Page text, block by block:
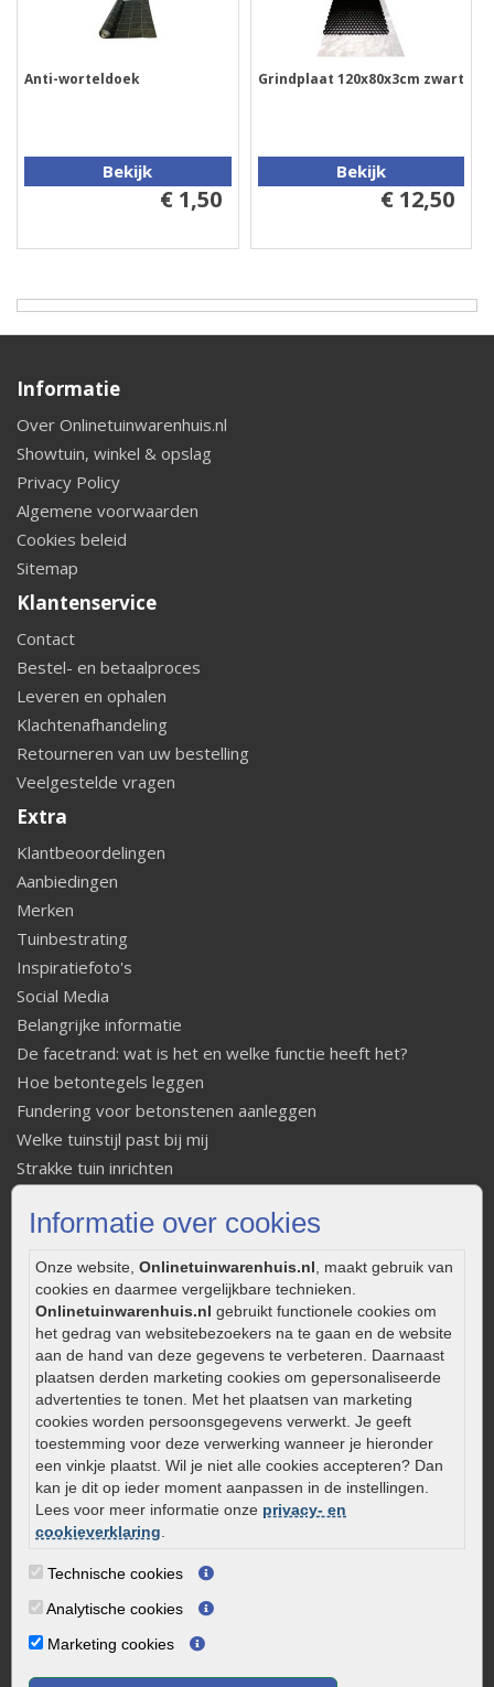
Informatie over cookies
Onze website, Onlinetuinwarenhuis.nl , maakt gebruik van
cookies en daarmee vergelijkbare technieken.
Onlinetuinwarenhuis.nl gebruikt functionele cookies om
het gedrag van websitebezoekers na te gaan en de website
aan de hand van deze gegevens te verbeteren. Daarnaast
plaatsen derden marketing cookies om gepersonaliseerde
advertenties te tonen. Met het plaatsen van marketing
cookies worden persoonsgegevens verwerkt. Je geeft
toestemming voor deze verwerking wanneer je hieronder
een vinkje plaatst. Wil je niet alle cookies accepteren? Dan
kan je dit op ieder moment aanpassen in de instellingen.
Lees voor meer informatie onze privacy- en
cookieverklaring
Technische cookies
Analytische cookies
Marketing cookies
Anti-worteldoek
Bekijk
€ 1,50
Grindplaat 120x80x3cm zwart
Bekijk
€ 12,50
Informatie
Over Onlinetuinwarenhuis.nl
Showtuin, winkel & opslag
Privacy Policy
Algemene voorwaarden
Cookies beleid
Sitemap
Klantenservice
Contact
Bestel- en betaalproces
Leveren en ophalen
Klachtenafhandeling
Retourneren van uw bestelling
Veelgestelde vragen
Extra
Klantbeoordelingen
Aanbiedingen
Merken
Tuinbestrating
Inspiratiefoto's
Social Media
Belangrijke informatie
De facetrand: wat is het en welke functie heeft het?
Hoe betontegels leggen
Fundering voor betonstenen aanleggen
Welke tuinstijl past bij mij
Strakke tuin inrichten
Onderhoud van gebakken bestrating
Zelf een terras aanleggen
Kleine stadstuin inrichten
0320 – 219170
Kaapstanderweg 41
8243 RB Lelystad
info@onlinetuinwarenhuis.nl
Routebeschrijving
Openingstijden
Maandag
Dinsdag
Woensdag
Vrijdag